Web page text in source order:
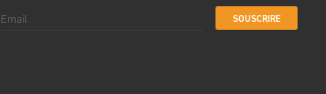
SOUSCRIRE